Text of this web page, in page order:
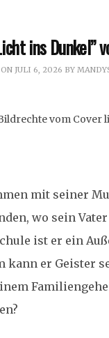
ins Dunkel”
JULI 6, 2026 BY
vom Cover
mit seiner
wo sein
ist er ein
kann er Geister